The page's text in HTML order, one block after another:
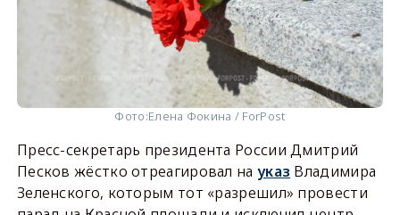
Фото:Елена Фокина / ForPost
Пресс-секретарь президента России Дмитрий
Песков жёстко отреагировал на указ Владимира
Зеленского, которым тот «разрешил» провести